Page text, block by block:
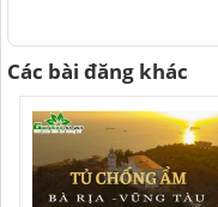
Các bài đăng khác